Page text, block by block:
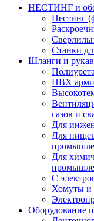
НЕСТИНГ и
Нестинг
Станки
Шланги и
ПВХ
газов и
Для
Для
Для
С
Хомуты и
Оборудование